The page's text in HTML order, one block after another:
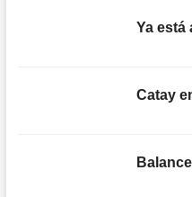
Ya está
Catay